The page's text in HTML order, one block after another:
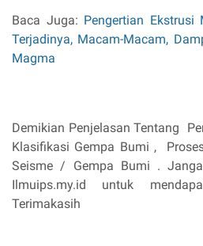
Baca Juga: Pengertian
Terjadinya, Macam-Macam,
Magma
Demikian Penjelasan Tentang
Klasifikasi Gempa Bumi ,
Seisme / Gempa Bumi .
Ilmuips.my.id untuk
Terimakasih